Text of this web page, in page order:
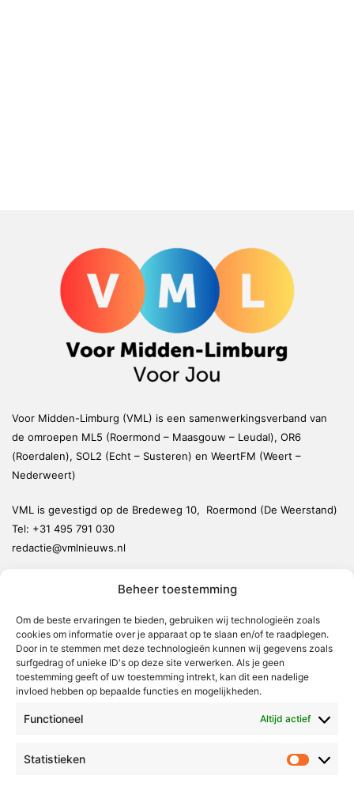
Beheer toestemming
Om de beste ervaringen te bieden, gebruiken wij technologieën zoals
cookies om informatie over je apparaat op te slaan en/of te raadplegen.
Door in te stemmen met deze technologieën kunnen wij gegevens zoals
surfgedrag of unieke ID's op deze site verwerken. Als je geen
toestemming geeft of uw toestemming intrekt, kan dit een nadelige
invloed hebben op bepaalde functies en mogelijkheden.
Functioneel Altijd actief
Statistieken
Voor Midden-Limburg (VML) is een samenwerkingsverband van
de omroepen ML5 (Roermond – Maasgouw – Leudal), OR6
(Roerdalen), SOL2 (Echt – Susteren) en WeertFM (Weert –
Nederweert)
VML is gevestigd op de Bredeweg 10, Roermond (De Weerstand)
Tel: +31 495 791 030
redactie@vmlnieuws.nl
Leudal
Maasgouw
Echt-Susteren